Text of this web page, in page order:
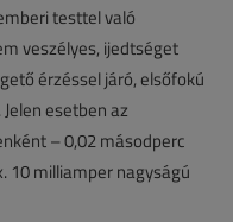
testtel való
veszélyes, ijedtséget
érzéssel járó, elsőfokú
esetben az
– 0,02 másodperc
10 milliamper nagyságú